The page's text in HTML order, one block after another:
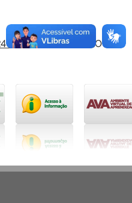
11-08-ATUALIZADO